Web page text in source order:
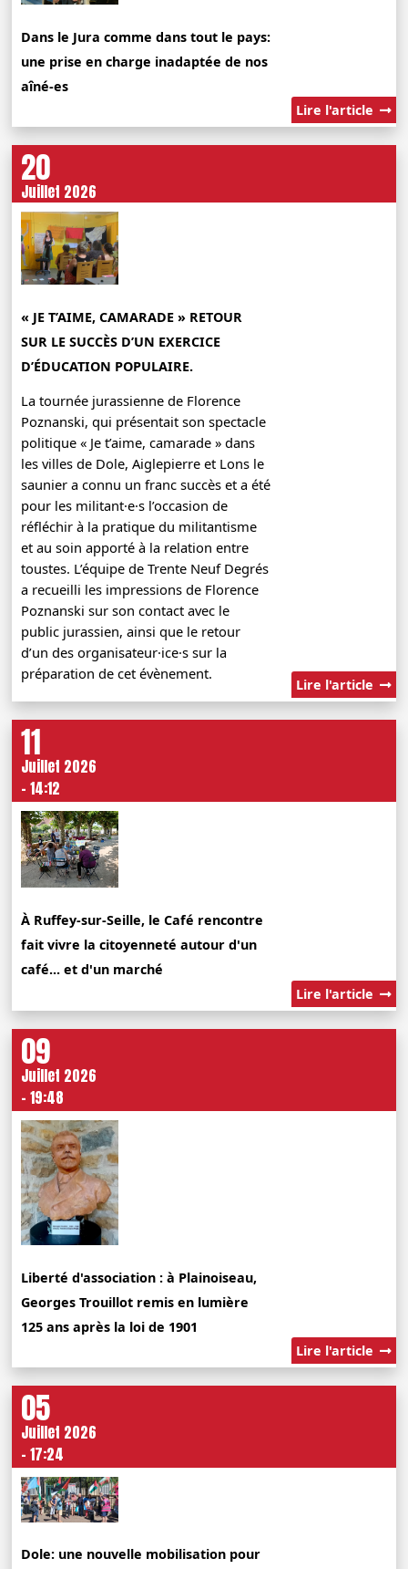
Dans le Jura comme dans tout le pays:
une prise en charge inadaptée de nos
aîné-es
Lire l'article
20
Juillet 2026
« JE T’AIME, CAMARADE » RETOUR
SUR LE SUCCÈS D’UN EXERCICE
D’ÉDUCATION POPULAIRE.
La tournée jurassienne de Florence
Poznanski, qui présentait son spectacle
politique « Je t’aime, camarade » dans
les villes de Dole, Aiglepierre et Lons le
saunier a connu un franc succès et a été
pour les militant·e·s l’occasion de
réfléchir à la pratique du militantisme
et au soin apporté à la relation entre
toustes. L’équipe de Trente Neuf Degrés
a recueilli les impressions de Florence
Poznanski sur son contact avec le
public jurassien, ainsi que le retour
d’un des organisateur·ice·s sur la
préparation de cet évènement.
Lire l'article
11
Juillet 2026
- 14:12
À Ruffey-sur-Seille, le Café rencontre
fait vivre la citoyenneté autour d'un
café... et d'un marché
Lire l'article
09
Juillet 2026
- 19:48
Liberté d'association : à Plainoiseau,
Georges Trouillot remis en lumière
125 ans après la loi de 1901
Lire l'article
05
Juillet 2026
- 17:24
Dole: une nouvelle mobilisation pour